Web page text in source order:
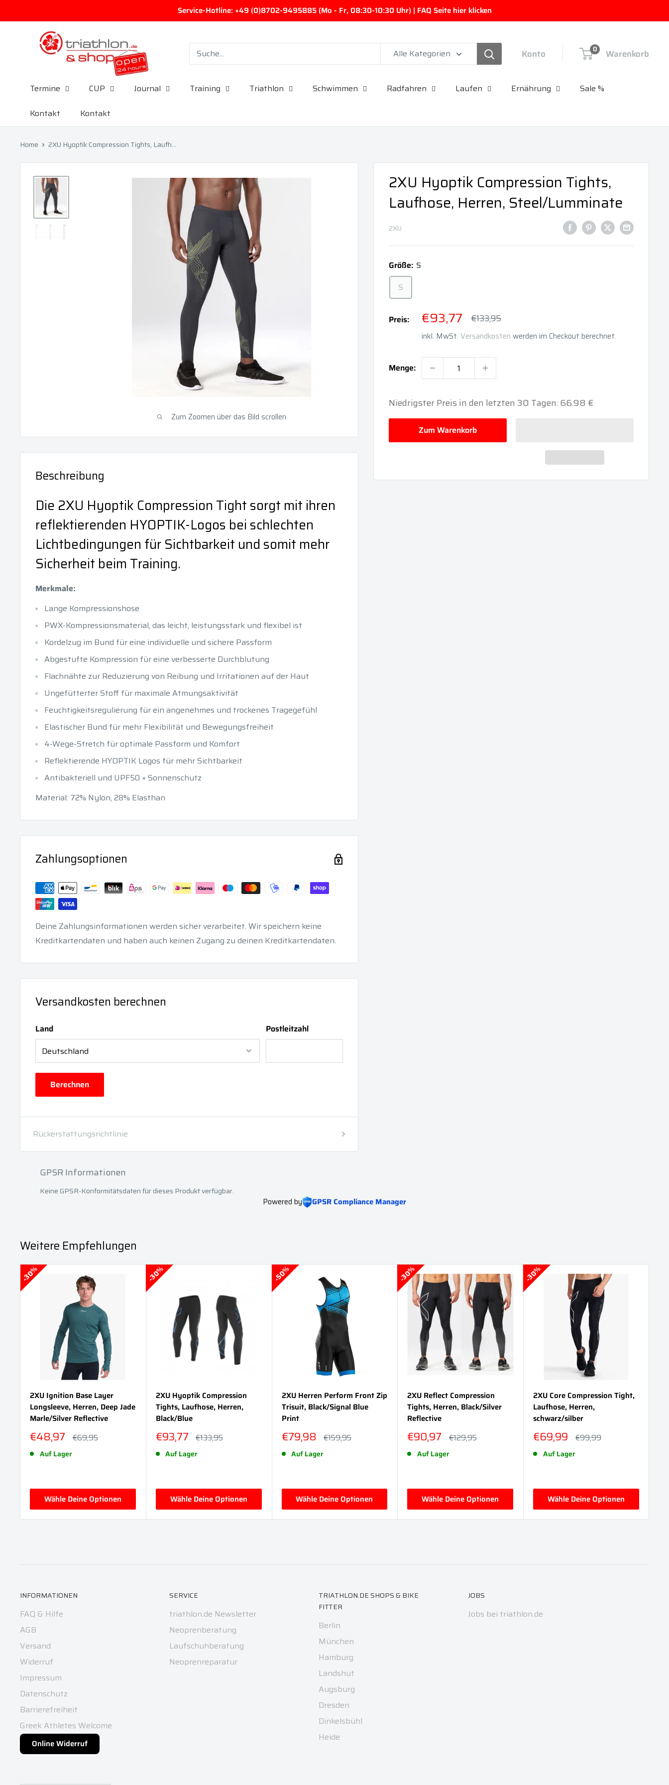
Service-Hotline: +49 (0)8702-9495885 (Mo - Fr, 08:30-10:30 Uhr) | FAQ Seite hier klicken
triathlon.de GmbH
Alle Kategorien
Konto 0 Warenkorb
Termine CUP Journal Training Triathlon Schwimmen Radfahren Laufen Ernährung
Sale %
Kontakt
Kontakt
Home 2XU Hyoptik Compression Tights, Laufh...
Zum Zoomen über das Bild scrollen
2XU Hyoptik Compression Tights,
Laufhose, Herren, Steel/Lumminate
2XU
Größe: S
S
Preis: Sonderpreis
€93,77 Normalpreis
€133,95
inkl. MwSt.Versandkosten werden im Checkout berechnet.
Menge:
Niedrigster Preis in den letzten 30 Tagen: 66.98 €
Zum Warenkorb
Beschreibung
Die 2XU Hyoptik Compression Tight sorgt mit ihren
reflektierenden HYOPTIK-Logos bei schlechten
Lichtbedingungen für Sichtbarkeit und somit mehr
Sicherheit beim Training.
Merkmale:
Lange Kompressionshose
PWX-Kompressionsmaterial, das leicht, leistungsstark und flexibel ist
Kordelzug im Bund für eine individuelle und sichere Passform
Abgestufte Kompression für eine verbesserte Durchblutung
Flachnähte zur Reduzierung von Reibung und Irritationen auf der Haut
Ungefütterter Stoff für maximale Atmungsaktivität
Feuchtigkeitsregulierung für ein angenehmes und trockenes Tragegefühl
Elastischer Bund für mehr Flexibilität und Bewegungsfreiheit
4-Wege-Stretch für optimale Passform und Komfort
Reflektierende HYOPTIK Logos für mehr Sichtbarkeit
Antibakteriell und UPF50 + Sonnenschutz
Material: 72% Nylon, 28% Elasthan
Zahlungsoptionen
Deine Zahlungsinformationen werden sicher verarbeitet. Wir speichern keine
Kreditkartendaten und haben auch keinen Zugang zu deinen Kreditkartendaten.
Versandkosten berechnen
Land Postleitzahl
Berechnen
Rückerstattungsrichtlinie
GPSR Informationen
Keine GPSR-Konformitätsdaten für dieses Produkt verfügbar.
Powered by GPSR Compliance Manager
Weitere Empfehlungen
30%
2XU Ignition Base Layer
Longsleeve, Herren, Deep Jade
Marle/Silver Reflective
Sonderpreis
€48,97 Normalpreis
€69,95
Auf Lager
Wähle Deine Optionen
30%
2XU Hyoptik Compression
Tights, Laufhose, Herren,
Black/Blue
Sonderpreis
€93,77 Normalpreis
€133,95
Auf Lager
Wähle Deine Optionen
50%
2XU Herren Perform Front Zip
Trisuit, Black/Signal Blue
Print
Sonderpreis
€79,98 Normalpreis
€159,95
Auf Lager
Wähle Deine Optionen
30%
2XU Reflect Compression
Tights, Herren, Black/Silver
Reflective
Sonderpreis
€90,97 Normalpreis
€129,95
Auf Lager
Wähle Deine Optionen
30%
2XU Core Compression Tight,
Laufhose, Herren,
schwarz/silber
Sonderpreis
€69,99 Normalpreis
€99,99
Auf Lager
Wähle Deine Optionen
INFORMATIONEN
FAQ & Hilfe
AGB
Versand
Widerruf
Impressum
Datenschutz
Barrierefreiheit
Greek Athletes Welcome
Online Widerruf
SERVICE
triathlon.de Newsletter
Neoprenberatung
Laufschuhberatung
Neoprenreparatur
TRIATHLON.DE SHOPS & BIKE
FITTER
Berlin
München
Hamburg
Landshut
Augsburg
Dresden
Dinkelsbühl
Heide
JOBS
Jobs bei triathlon.de